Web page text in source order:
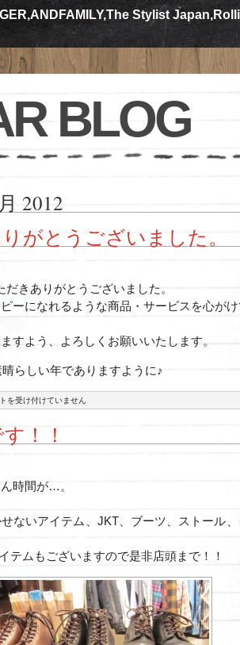
Stylist
BLOG
2012
がとうございました。
きありがとうございました。
ーになれるような商品・サービスを心がけ
すよう、よろしくお願いいたします。
らしい年でありますように♪
を受け付けていません
！！
時間が…。
ないアイテム、JKT、ブーツ、ストール
テムもございますので是非店頭まで！！